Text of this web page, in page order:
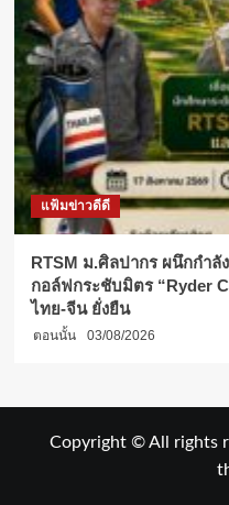
แฟ้มข่าวดีดี
RTSM ม.ศิลปากร ผนึกกำ
กอล์ฟกระชับมิตร “Ryder
ไทย-จีน ยั่งยืน
ตอนนั้น 03/08/2026
Copyright © All rights